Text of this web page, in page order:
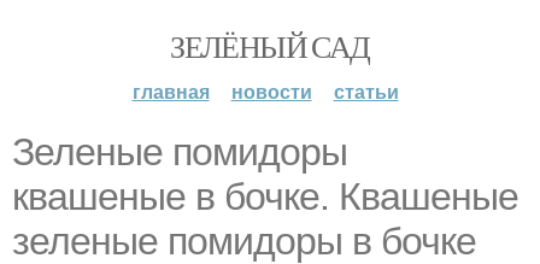
ЗЕЛЁНЫЙ САД
главная новости статьи
Зеленые помидоры
квашеные в бочке. Квашеные
зеленые помидоры в бочке